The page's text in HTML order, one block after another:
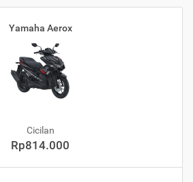
Yamaha Aerox
Cicilan
Rp814.000